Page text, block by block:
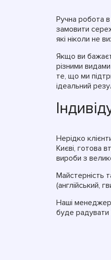
Ручна робота
замовити
які ніколи не
Якщо ви
різними
те, що ми
ідеальний
Нерідко
Києві, готова
вироби з
Майстерність
(англійський,
Наші
буде радувати